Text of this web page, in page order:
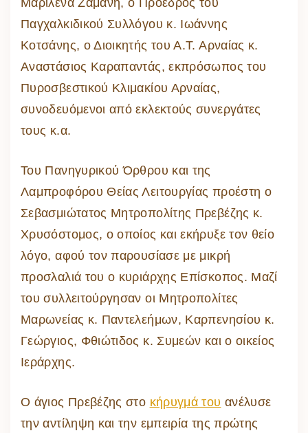
Μαριλένα Ζαμάνη, ο Πρόεδρος του
Παγχαλκιδικού Συλλόγου κ. Ιωάννης
Κοτσάνης, ο Διοικητής του Α.Τ. Αρναίας κ.
Αναστάσιος Καραπαντάς, εκπρόσωπος του
Πυροσβεστικού Κλιμακίου Αρναίας,
συνοδευόμενοι από εκλεκτούς συνεργάτες
τους κ.α.
Του Πανηγυρικού Όρθρου και της
Λαμπροφόρου Θείας Λειτουργίας προέστη ο
Σεβασμιώτατος Μητροπολίτης Πρεβέζης κ.
Χρυσόστομος, ο οποίος και εκήρυξε τον θείο
λόγο, αφού τον παρουσίασε με μικρή
προσλαλιά του ο κυριάρχης Επίσκοπος. Μαζί
του συλλειτούργησαν οι Μητροπολίτες
Μαρωνείας κ. Παντελεήμων, Καρπενησίου κ.
Γεώργιος, Φθιώτιδος κ. Συμεών και ο οικείος
Ιεράρχης.
Ο άγιος Πρεβέζης στο κήρυγμά του ανέλυσε
την αντίληψη και την εμπειρία της πρώτης